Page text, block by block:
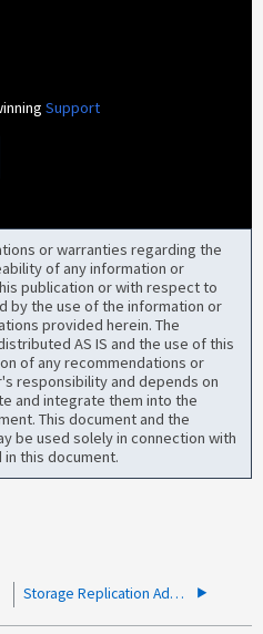
Support
or warranties regarding the
of any information or
publication or with respect to
by the use of the information or
provided herein. The
AS IS and the use of this
of any recommendations or
responsibility and depends on
and integrate them into the
This document and the
be used solely in connection with
this document.
Storage Replication Adapter (SRA)：SRA命令的运行速度比初始设置慢